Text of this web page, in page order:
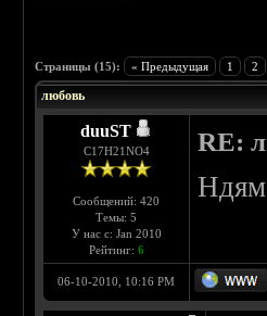
Страницы (15): « Предыдущая 1 2
любовь
duuST
С17H21NO4
Сообщений: 420
Темы: 5
У нас с: Jan 2010
Рейтинг: 6
RE:
06-10-2010, 10:16 PM